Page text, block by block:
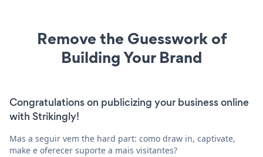
Remove the Guesswork of
Building Your Brand
Congratulations on publicizing your business online
with Strikingly!
Mas a seguir vem the hard part: como draw in, captivate,
make e oferecer suporte a mais visitantes?